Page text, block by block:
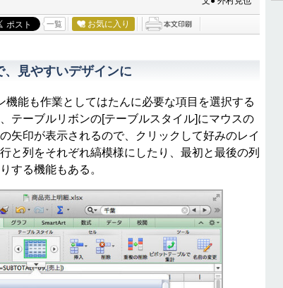
一覧 お気に入り
見やすいデザインに
能も作業としてはたんに必要な項目を選択する
テーブルリボンの[テーブルスタイル]にマウスの
矢印が表示されるので、クリックして好みのレイ
と列をそれぞれ縞模様にしたり、最初と最後の列
する機能もある。